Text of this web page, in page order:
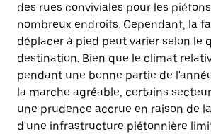
des rues conviviales pour les
nombreux endroits. Cependant, la
déplacer à pied peut varier selon le
destination. Bien que le climat
pendant une bonne partie de
la marche agréable, certains
une prudence accrue en raison de
d'une infrastructure piétonnière